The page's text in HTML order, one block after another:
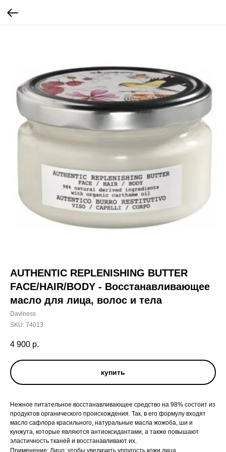
AUTHENTIC REPLENISHING BUTTER
FACE/HAIR/BODY - Восстанавливающее
масло для лица, волос и тела
Daviness
SKU: 74013
4 900 р.
купить
Нежное питательное восстанавливающее средство на 98% состоит из
продуктов органического происхождения. Так, в его формулу входят
масло сафлора красильного, натуральные масла жожоба, ши и
кунжута, которые являются антиоксидантами, а также повышают
эластичность тканей и восстанавливают их.